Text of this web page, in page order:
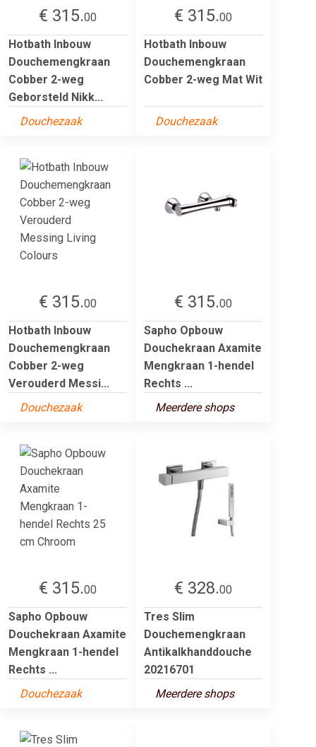
€ 315.00
Hotbath Inbouw
Douchemengkraan
Cobber 2-weg
Geborsteld Nikk...
Douchezaak
€ 315.00
Hotbath Inbouw
Douchemengkraan
Cobber 2-weg Mat Wit
Douchezaak
€ 315.00
Hotbath Inbouw
Douchemengkraan
Cobber 2-weg
Verouderd Messi...
Douchezaak
€ 315.00
Sapho Opbouw
Douchekraan Axamite
Mengkraan 1-hendel
Rechts ...
Meerdere shops
€ 315.00
Sapho Opbouw
Douchekraan Axamite
Mengkraan 1-hendel
Rechts ...
Douchezaak
€ 328.00
Tres Slim
Douchemengkraan
Antikalkhanddouche
20216701
Meerdere shops